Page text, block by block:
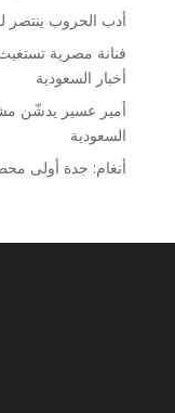
أدب الحروب ينتصر
فنانة مصرية تستغيث
أخبار السعودية
أمير عسير يدشّن
السعودية
أنغام: جدة أولى